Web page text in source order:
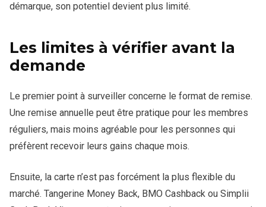
démarque, son potentiel devient plus limité.
Les limites à vérifier avant la
demande
Le premier point à surveiller concerne le format de remise.
Une remise annuelle peut être pratique pour les membres
réguliers, mais moins agréable pour les personnes qui
préfèrent recevoir leurs gains chaque mois.
Ensuite, la carte n’est pas forcément la plus flexible du
marché. Tangerine Money Back, BMO Cashback ou Simplii